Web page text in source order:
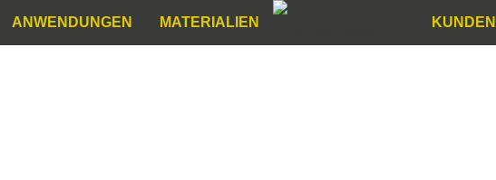
ANWENDUNGEN MATERIALIEN